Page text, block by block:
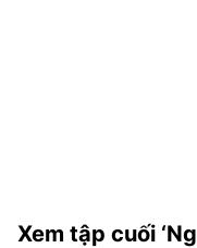
Xem tập cuối